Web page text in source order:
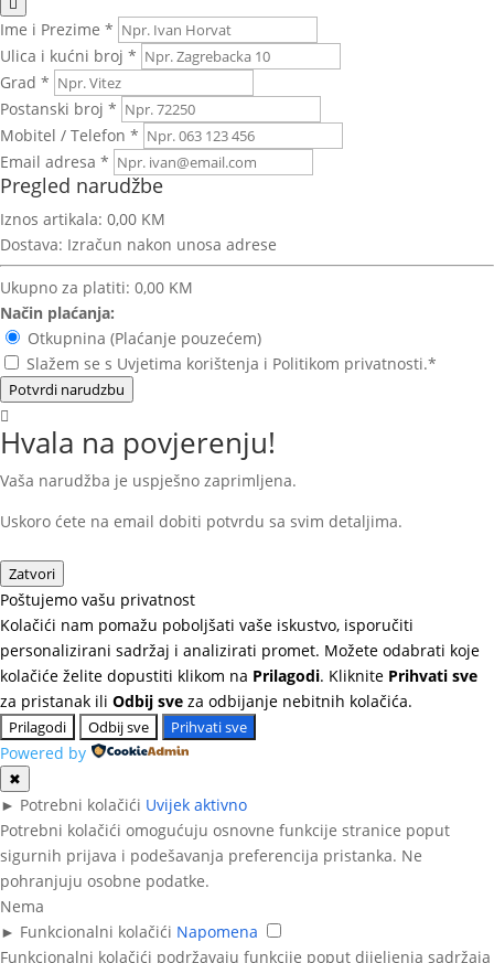
Ime i Prezime *
Ulica i kućni broj *
Grad *
Postanski broj *
Mobitel / Telefon *
Email adresa *
Pregled narudžbe
Iznos artikala: 0,00 KM
Dostava: Izračun nakon unosa adrese
Ukupno za platiti: 0,00 KM
Način plaćanja:
Otkupnina (Plaćanje pouzećem)
Slažem se s Uvjetima korištenja i Politikom privatnosti.*
Potvrdi narudzbu
Hvala na povjerenju!
Vaša narudžba je uspješno zaprimljena.
Uskoro ćete na email dobiti potvrdu sa svim detaljima.
Zatvori
Poštujemo vašu privatnost
Kolačići nam pomažu poboljšati vaše iskustvo, isporučiti
personalizirani sadržaj i analizirati promet. Možete odabrati koje
kolačiće želite dopustiti klikom na Prilagodi. Kliknite Prihvati sve
za pristanak ili Odbij sve za odbijanje nebitnih kolačića.
Prilagodi Odbij sve Prihvati sve
Powered by
✖
► Potrebni kolačići Uvijek aktivno
Potrebni kolačići omogućuju osnovne funkcije stranice poput
sigurnih prijava i podešavanja preferencija pristanka. Ne
pohranjuju osobne podatke.
Nema
► Funkcionalni kolačići Napomena
Funkcionalni kolačići podržavaju funkcije poput dijeljenja sadržaja